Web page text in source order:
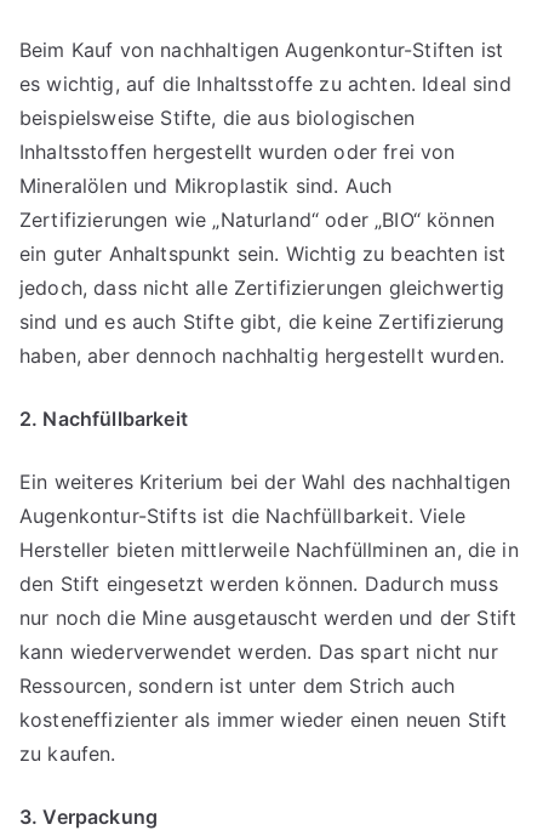
Beim Kauf von nachhaltigen Augenkontur-Stiften ist
es wichtig, auf die Inhaltsstoffe zu achten. Ideal sind
beispielsweise Stifte, die aus biologischen
Inhaltsstoffen hergestellt wurden oder frei von
Mineralölen und Mikroplastik sind. Auch
Zertifizierungen wie „Naturland“ oder „BIO“ können
ein guter Anhaltspunkt sein. Wichtig zu beachten ist
jedoch, dass nicht alle Zertifizierungen gleichwertig
sind und es auch Stifte gibt, die keine Zertifizierung
haben, aber dennoch nachhaltig hergestellt wurden.
2. Nachfüllbarkeit
Ein weiteres Kriterium bei der Wahl des nachhaltigen
Augenkontur-Stifts ist die Nachfüllbarkeit. Viele
Hersteller bieten mittlerweile Nachfüllminen an, die in
den Stift eingesetzt werden können. Dadurch muss
nur noch die Mine ausgetauscht werden und der Stift
kann wiederverwendet werden. Das spart nicht nur
Ressourcen, sondern ist unter dem Strich auch
kosteneffizienter als immer wieder einen neuen Stift
zu kaufen.
3. Verpackung